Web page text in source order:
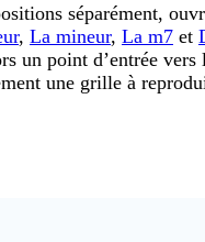
séparément,
, La mineur, La m7 et
un point d’entrée vers
une grille à